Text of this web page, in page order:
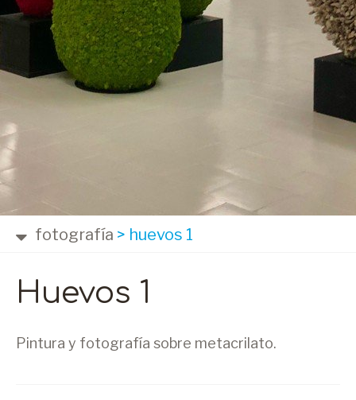
fotografía > huevos 1
Huevos 1
Pintura y fotografía sobre metacrilato.